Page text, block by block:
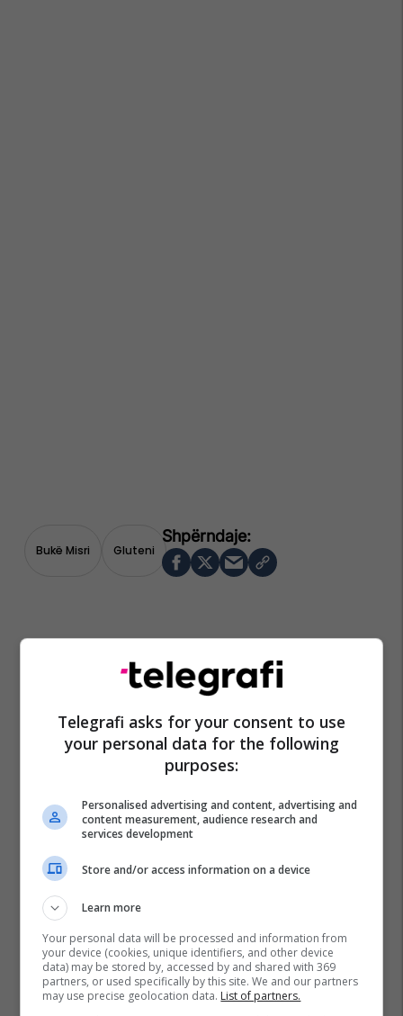
Bukë Misri Gluteni
Telegrafi asks for your consent to use
your personal data for the following
purposes:
Personalised advertising and content, advertising and
content measurement, audience research and
services development
Store and/or access information on a device
Learn more
Your personal data will be processed and information from
your device (cookies, unique identifiers, and other device
data) may be stored by, accessed by and shared with 369
partners, or used specifically by this site. We and our partners
may use precise geolocation data. List of partners.